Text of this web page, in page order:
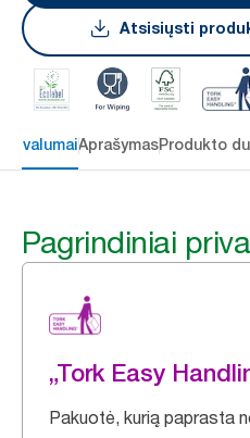
Atsisiųsti
AprašymasProdukto
Pagrindiniai
„Tork Easy
Pakuotė, kurią paprasta